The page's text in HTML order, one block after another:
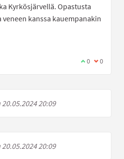
Kyrkösjärvellä. Opastusta
kanssa kauempanakin
Olen samaa
0 Olen eri
0
20:09
20:09